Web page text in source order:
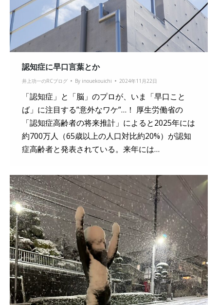
認知症に早口言葉とか
井上功一のRCブログ By inouekouichi 2024年11月22日
「認知症」と「脳」のプロが、いま「早口こと
ば」に注目する”意外なワケ”…！ 厚生労働省の
「認知症高齢者の将来推計」によると2025年には
約700万人（65歳以上の人口対比約20%）が認知
症高齢者と発表されている。来年には…